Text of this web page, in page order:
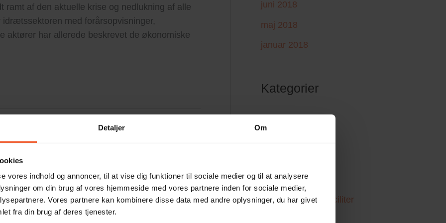
Detaljer Om
vores indhold og annoncer, til at vise dig funktioner til sociale medier og til at analysere
om din brug af vores hjemmeside med vores partnere inden for sociale medier,
Vores partnere kan kombinere disse data med andre oplysninger, du har givet
fra din brug af deres tjenester.
af den aktuelle krise og nedlukning af alle
med forårsopvisninger,
aktører har allerede beskrevet de økonomiske
betyder krav om mere kompetenceudvikling og
idræts- og fritidsfaciliteter. Et behov som
juni 2018
maj 2018
januar 2018
Kategorier
Golfbranchen
Idræts- og fritidsfaciliter